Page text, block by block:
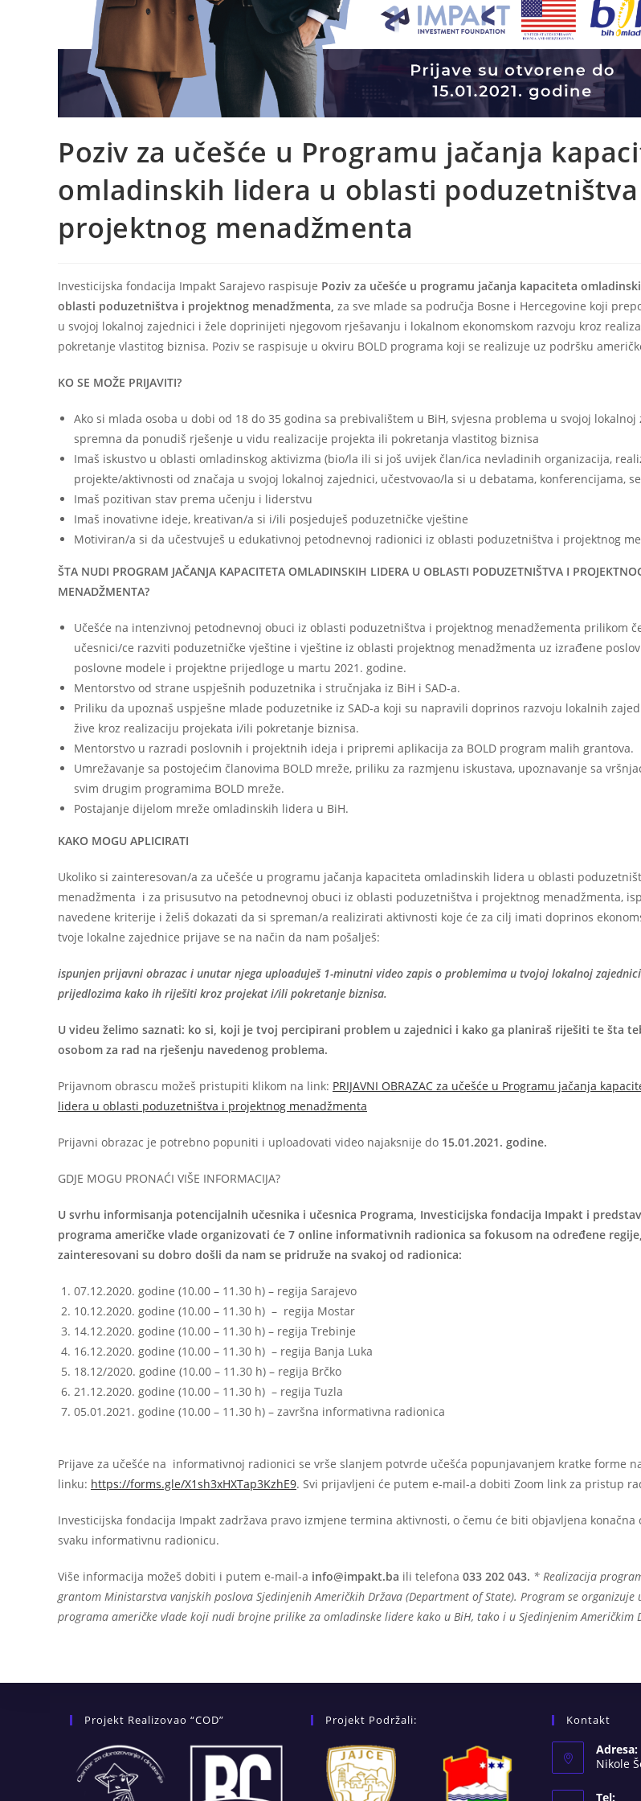
Poziv za učešće u Programu jačanja
omladinskih lidera u oblasti
projektnog menadžmenta
Investicijska fondacija Impakt Sarajevo raspisuje Poziv za učešće u programu jačanja kapaciteta
oblasti poduzetništva i projektnog menadžmenta, za sve mlade sa područja Bosne i Hercegovine koji
u svojoj lokalnoj zajednici i žele doprinijeti njegovom rješavanju i lokalnom ekonomskom razvoju kroz
pokretanje vlastitog biznisa. Poziv se raspisuje u okviru BOLD programa koji se realizuje uz podršku
KO SE MOŽE PRIJAVITI?
Ako si mlada osoba u dobi od 18 do 35 godina sa prebivalištem u BiH, svjesna problema u svojoj lokalnoj
spremna da ponudiš rješenje u vidu realizacije projekta ili pokretanja vlastitog biznisa
Imaš iskustvo u oblasti omladinskog aktivizma (bio/la ili si još uvijek član/ica nevladinih organizacija,
projekte/aktivnosti od značaja u svojoj lokalnoj zajednici, učestvovao/la si u debatama, konferencijama,
Imaš pozitivan stav prema učenju i liderstvu
Imaš inovativne ideje, kreativan/a si i/ili posjeduješ poduzetničke vještine
Motiviran/a si da učestvuješ u edukativnoj petodnevnoj radionici iz oblasti poduzetništva i projektnog
ŠTA NUDI PROGRAM JAČANJA KAPACITETA OMLADINSKIH LIDERA U OBLASTI PODUZETNIŠTVA I
MENADŽMENTA?
Učešće na intenzivnoj petodnevnoj obuci iz oblasti poduzetništva i projektnog menadžementa prilikom
učesnici/ce razviti poduzetničke vještine i vještine iz oblasti projektnog menadžmenta uz izrađene
poslovne modele i projektne prijedloge u martu 2021. godine.
Mentorstvo od strane uspješnih poduzetnika i stručnjaka iz BiH i SAD-a.
Priliku da upoznaš uspješne mlade poduzetnike iz SAD-a koji su napravili doprinos razvoju lokalnih
žive kroz realizaciju projekata i/ili pokretanje biznisa.
Mentorstvo u razradi poslovnih i projektnih ideja i pripremi aplikacija za BOLD program malih grantova.
Umrežavanje sa postojećim članovima BOLD mreže, priliku za razmjenu iskustava, upoznavanje sa
svim drugim programima BOLD mreže.
Postajanje dijelom mreže omladinskih lidera u BiH.
KAKO MOGU APLICIRATI
Ukoliko si zainteresovan/a za učešće u programu jačanja kapaciteta omladinskih lidera u oblasti
menadžmenta i za prisusutvo na petodnevnoj obuci iz oblasti poduzetništva i projektnog menadžmenta,
navedene kriterije i želiš dokazati da si spreman/a realizirati aktivnosti koje će za cilj imati doprinos
tvoje lokalne zajednice prijave se na način da nam pošalješ:
ispunjen prijavni obrazac i unutar njega uploaduješ 1-minutni video zapis o problemima u tvojoj lokalnoj
prijedlozima kako ih riješiti kroz projekat i/ili pokretanje biznisa.
U videu želimo saznati: ko si, koji je tvoj percipirani problem u zajednici i kako ga planiraš riješiti te šta
osobom za rad na rješenju navedenog problema.
Prijavnom obrascu možeš pristupiti klikom na link: PRIJAVNI OBRAZAC za učešće u Programu jačanja
lidera u oblasti poduzetništva i projektnog menadžmenta
Prijavni obrazac je potrebno popuniti i uploadovati video najaksnije do 15.01.2021. godine.
GDJE MOGU PRONAĆI VIŠE INFORMACIJA?
U svrhu informisanja potencijalnih učesnika i učesnica Programa, Investicijska fondacija Impakt i
programa američke vlade organizovati će 7 online informativnih radionica sa fokusom na određene
zainteresovani su dobro došli da nam se pridruže na svakoj od radionica:
07.12.2020. godine (10.00 – 11.30 h) – regija Sarajevo
10.12.2020. godine (10.00 – 11.30 h) – regija Mostar
14.12.2020. godine (10.00 – 11.30 h) – regija Trebinje
16.12.2020. godine (10.00 – 11.30 h) – regija Banja Luka
18.12/2020. godine (10.00 – 11.30 h) – regija Brčko
21.12.2020. godine (10.00 – 11.30 h) – regija Tuzla
05.01.2021. godine (10.00 – 11.30 h) – završna informativna radionica
Prijave za učešće na informativnoj radionici se vrše slanjem potvrde učešća popunjavanjem kratke forme
linku: https://forms.gle/X1sh3xHXTap3KzhE9. Svi prijavljeni će putem e-mail-a dobiti Zoom link za pristup
Investicijska fondacija Impakt zadržava pravo izmjene termina aktivnosti, o čemu će biti objavljena konačna
svaku informativnu radionicu.
Više informacija možeš dobiti i putem e-mail-a info@impakt.ba ili telefona 033 202 043. * Realizacija
grantom Ministarstva vanjskih poslova Sjedinjenih Američkih Država (Department of State). Program se organizuje
programa američke vlade koji nudi brojne prilike za omladinske lidere kako u BiH, tako i u Sjedinjenim Američkim
Projekt Realizovao “COD” Projekt Podržali: Kontakt
Adresa:
Nikole
Tel: